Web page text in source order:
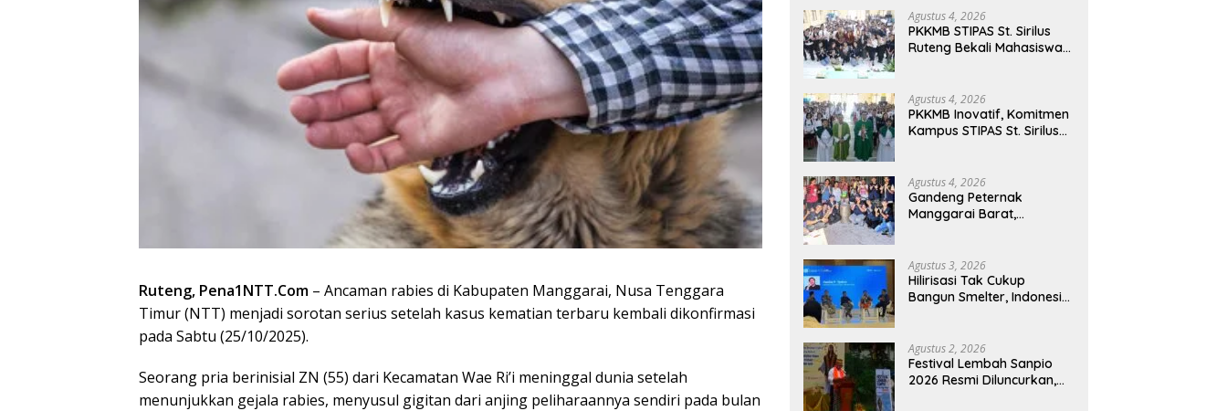
Ruteng, Pena1NTT.Com – Ancaman rabies di Kabupaten Manggarai, Nusa Tenggara
Timur (NTT) menjadi sorotan serius setelah kasus kematian terbaru kembali dikonfirmasi
pada Sabtu (25/10/2025).
Seorang pria berinisial ZN (55) dari Kecamatan Wae Ri’i meninggal dunia setelah
menunjukkan gejala rabies, menyusul gigitan dari anjing peliharaannya sendiri pada bulan
Agustus 4, 2026
PKKMB STIPAS St. Sirilus
Ruteng Bekali Mahasiswa
Organisasi
Agustus 4, 2026
PKKMB Inovatif, Komitmen
Kampus STIPAS St. Sirilus
Agustus 4, 2026
Gandeng Peternak
Manggarai Barat,
Pakan Fermentasi
Agustus 3, 2026
Hilirisasi Tak Cukup
Bangun Smelter, Indonesia
Agustus 2, 2026
Festival Lembah Sanpio
2026 Resmi Diluncurkan,